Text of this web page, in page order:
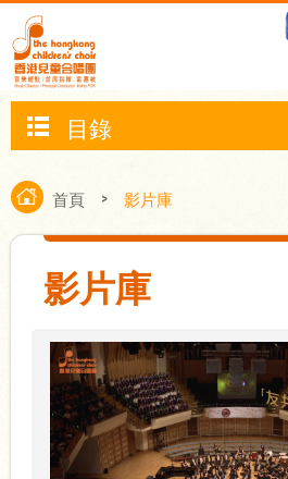
目錄
首頁 > 影片庫
影片庫